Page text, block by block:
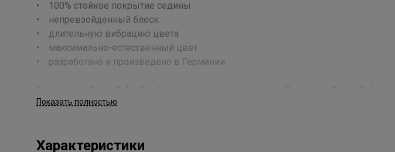
• 100% стойкое покрытие седины
• непревзойденный блеск
• длительную вибрацию цвета
• максимально-естественный цвет
• разработано и произведено в Германии
следующих ингредиентов:
волоса;
Показать полностью
Характеристики